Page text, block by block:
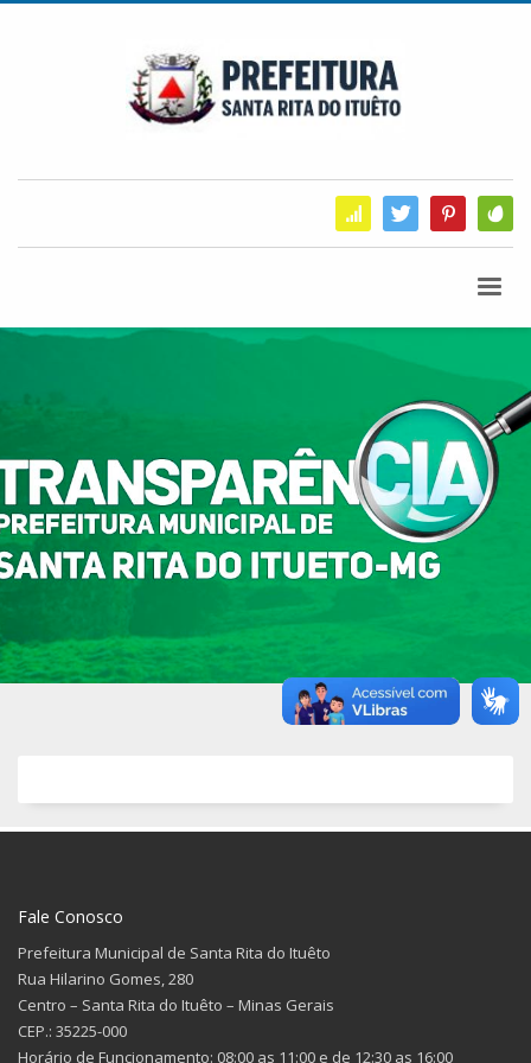
Fale Conosco
Prefeitura Municipal de Santa Rita do Ituêto
Rua Hilarino Gomes, 280
Centro – Santa Rita do Ituêto – Minas Gerais
CEP.: 35225-000
Horário de Funcionamento: 08:00 as 11:00 e de 12:30 as 16:00